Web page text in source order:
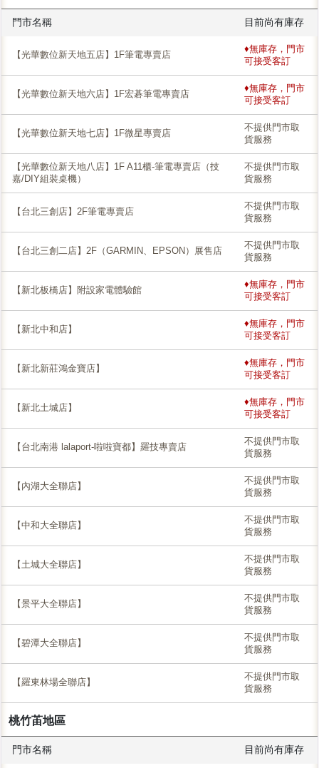
門市名稱 目前尚有庫存
【光華數位新天地五店】1F筆電專賣店
♦無庫存，門市
可接受客訂
【光華數位新天地六店】1F宏碁筆電專賣店
♦無庫存，門市
可接受客訂
【光華數位新天地七店】1F微星專賣店
不提供門市取
貨服務
【光華數位新天地八店】1F A11櫃-筆電專賣店（技
嘉/DIY組裝桌機）
不提供門市取
貨服務
【台北三創店】2F筆電專賣店
不提供門市取
貨服務
【台北三創二店】2F（GARMIN、EPSON）展售店
不提供門市取
貨服務
【新北板橋店】附設家電體驗館
♦無庫存，門市
可接受客訂
【新北中和店】
♦無庫存，門市
可接受客訂
【新北新莊鴻金寶店】
♦無庫存，門市
可接受客訂
【新北土城店】
♦無庫存，門市
可接受客訂
【台北南港 lalaport-啦啦寶都】羅技專賣店
不提供門市取
貨服務
【內湖大全聯店】
不提供門市取
貨服務
【中和大全聯店】
不提供門市取
貨服務
【土城大全聯店】
不提供門市取
貨服務
【景平大全聯店】
不提供門市取
貨服務
【碧潭大全聯店】
不提供門市取
貨服務
【羅東林場全聯店】
不提供門市取
貨服務
桃竹苖地區
門市名稱 目前尚有庫存